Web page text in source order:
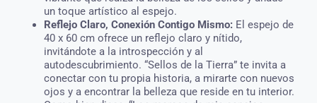
un toque artístico al espejo.
Reflejo Claro, Conexión Contigo Mismo: El espejo de
40 x 60 cm ofrece un reflejo claro y nítido,
invitándote a la introspección y al
autodescubrimiento. “Sellos de la Tierra” te invita a
conectar con tu propia historia, a mirarte con nuevos
ojos y a encontrar la belleza que reside en tu interior.